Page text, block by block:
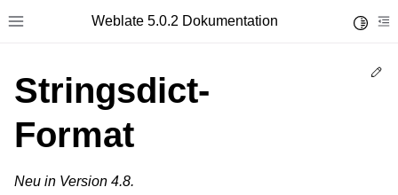
Toggle site navigation sidebar
Weblate 5.0.2 Dokumentation
Stringsdict-
Format
Neu in Version 4.8.